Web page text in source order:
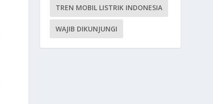
TREN MOBIL LISTRIK INDONESIA
WAJIB DIKUNJUNGI